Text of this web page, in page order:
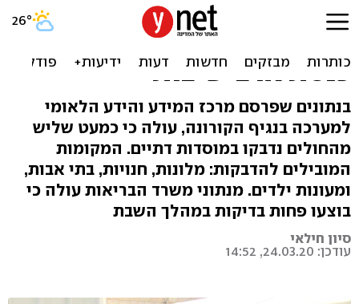
29% מהנדבקים בקורונה
בישראל נחשפו לנגיף בבתי
כנסת או בישיבות
בנתונים שפרסם מרכז המידע והידע הלאומי
למערכה בנגיף הקורונה, עולה כי כמעט שליש
מהחולים נדבקו במוסדות דתיים. המקומות
המובילים להדבקות: מלונות, חנויות, בתי אבות,
ומעונות ילדים. מנתוני משרד הבריאות עולה כי
בוצעו פחות בדיקות במהלך השבת
סיון חילאי
עודכן: 24.03.20, 14:52